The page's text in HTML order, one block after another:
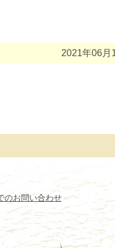
2021年06月
のお問い合わせ